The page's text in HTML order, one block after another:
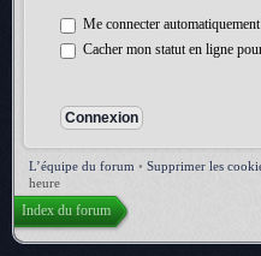
Me connecter
Cacher mon statut en ligne
L’équipe du forum • Supprimer les
heure
Index du forum